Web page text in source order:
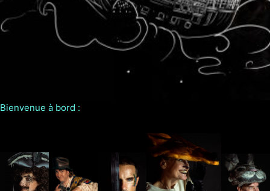
Bienvenue à bord :